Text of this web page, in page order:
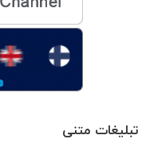
تبلیغات متنی